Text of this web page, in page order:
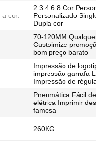
a cor:
2 3 4 6 8 Cor
Personalizado
Dupla cor
70-120MM
Custoimize
bom preço barato
Impressão de
impressão garrafa
Impressão de
Pneumática Fácil
elétrica Imprimir
famosa
260KG